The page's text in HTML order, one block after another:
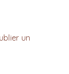
un